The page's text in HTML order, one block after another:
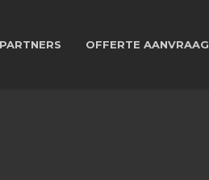
PARTNERS OFFERTE AANVRAAG